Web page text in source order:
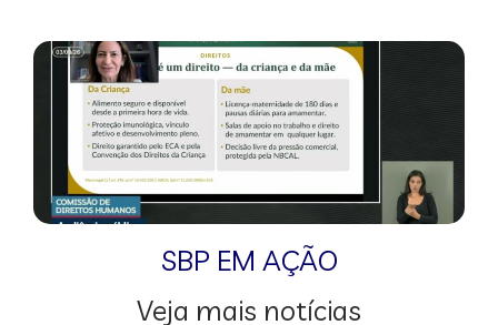
SBP EM AÇÃO
Veja mais notícias